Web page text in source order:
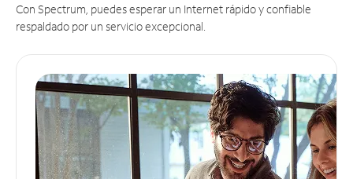
Con Spectrum, puedes esperar un Internet rápido y confiable
respaldado por un servicio excepcional.